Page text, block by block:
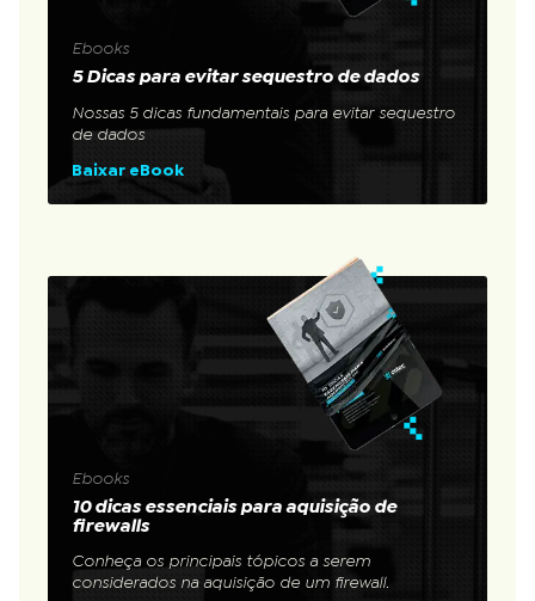
Ebooks
5 Dicas para evitar sequestro de dados
Nossas 5 dicas fundamentais para evitar sequestro
de dados
Baixar eBook
Ebooks
10 dicas essenciais para aquisição de
firewalls
Conheça os principais tópicos a serem
considerados na aquisição de um firewall.